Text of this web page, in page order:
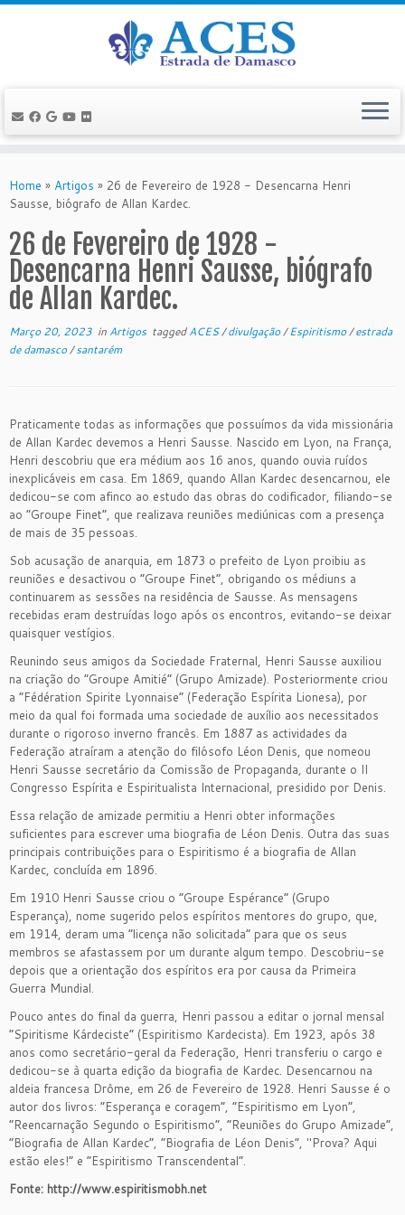
to
content
Home » Artigos » 26 de Fevereiro de 1928 - Desencarna Henri
Sausse, biógrafo de Allan Kardec.
26 de Fevereiro de 1928 -
Desencarna Henri Sausse, biógrafo
de Allan Kardec.
Março 20, 2023 in Artigos taggedACES/divulgação/Espiritismo/estrada
de damasco/santarém
Praticamente todas as informações que possuímos da vida missionária
de Allan Kardec devemos a Henri Sausse. Nascido em Lyon, na França,
Henri descobriu que era médium aos 16 anos, quando ouvia ruídos
inexplicáveis em casa. Em 1869, quando Allan Kardec desencarnou, ele
dedicou-se com afinco ao estudo das obras do codificador, filiando-se
ao “Groupe Finet”, que realizava reuniões mediúnicas com a presença
de mais de 35 pessoas.
Sob acusação de anarquia, em 1873 o prefeito de Lyon proibiu as
reuniões e desactivou o “Groupe Finet”, obrigando os médiuns a
continuarem as sessões na residência de Sausse. As mensagens
recebidas eram destruídas logo após os encontros, evitando-se deixar
quaisquer vestígios.
Reunindo seus amigos da Sociedade Fraternal, Henri Sausse auxiliou
na criação do “Groupe Amitié” (Grupo Amizade). Posteriormente criou
a “Fédération Spirite Lyonnaise” (Federação Espírita Lionesa), por
meio da qual foi formada uma sociedade de auxílio aos necessitados
durante o rigoroso inverno francês. Em 1887 as actividades da
Federação atraíram a atenção do filósofo Léon Denis, que nomeou
Henri Sausse secretário da Comissão de Propaganda, durante o II
Congresso Espírita e Espiritualista Internacional, presidido por Denis.
Essa relação de amizade permitiu a Henri obter informações
suficientes para escrever uma biografia de Léon Denis. Outra das suas
principais contribuições para o Espiritismo é a biografia de Allan
Kardec, concluída em 1896.
Em 1910 Henri Sausse criou o “Groupe Espérance” (Grupo
Esperança), nome sugerido pelos espíritos mentores do grupo, que,
em 1914, deram uma “licença não solicitada” para que os seus
membros se afastassem por um durante algum tempo. Descobriu-se
depois que a orientação dos espíritos era por causa da Primeira
Guerra Mundial.
Pouco antes do final da guerra, Henri passou a editar o jornal mensal
“Spiritisme Kárdeciste” (Espiritismo Kardecista). Em 1923, após 38
anos como secretário-geral da Federação, Henri transferiu o cargo e
dedicou-se à quarta edição da biografia de Kardec. Desencarnou na
aldeia francesa Drôme, em 26 de Fevereiro de 1928. Henri Sausse é o
autor dos livros: “Esperança e coragem”, “Espiritismo em Lyon”,
“Reencarnação Segundo o Espiritismo”, “Reuniões do Grupo Amizade”,
“Biografia de Allan Kardec”, “Biografia de Léon Denis”, "Prova? Aqui
estão eles!” e “Espiritismo Transcendental”.
Fonte: http://www.espiritismobh.net